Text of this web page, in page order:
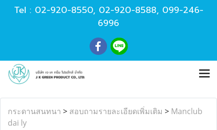
Tel : 02-920-8550, 02-920-8588, 099-246-
6996
กระดานสนทนา > สอบถามรายละเอียดเพิ่มเติม > Manclub
dai ly